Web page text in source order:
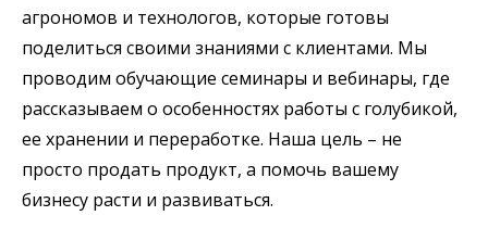
агрономов и технологов, которые готовы
поделиться своими знаниями с клиентами. Мы
проводим обучающие семинары и вебинары, где
рассказываем о особенностях работы с голубикой,
ее хранении и переработке. Наша цель – не
просто продать продукт, а помочь вашему
бизнесу расти и развиваться.